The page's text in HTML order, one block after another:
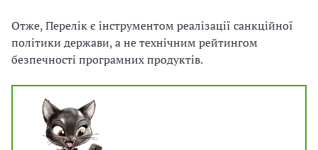
Отже, Перелік є інструментом реалізації санкційної
політики держави, а не технічним рейтингом
безпечності програмних продуктів.